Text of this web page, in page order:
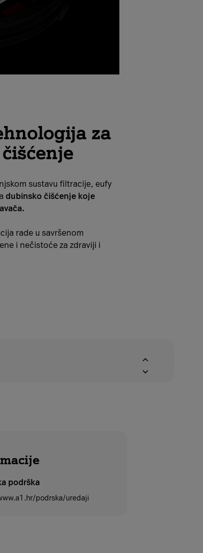
za
sustavu filtracije, eufy
dubinsko čišćenje koje
rade u savršenom
i nečistoće za zdraviji i
podrška
podrska/uredaji